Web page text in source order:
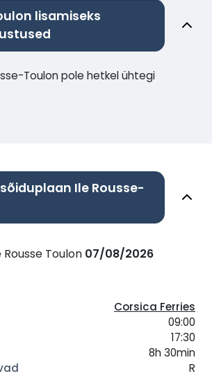
lisamiseks
Toulon pole hetkel ühtegi
Ile Rousse-
Toulon 07/08/2026
Corsica Ferries
09:00
17:30
8h 30min
R